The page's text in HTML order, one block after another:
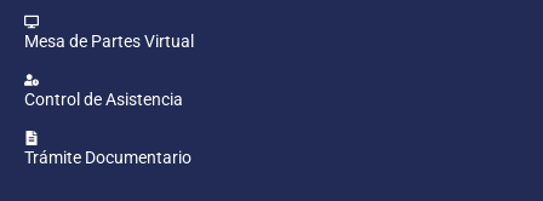
Mesa de Partes Virtual
Control de Asistencia
Trámite Documentario